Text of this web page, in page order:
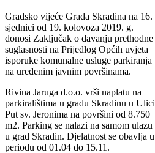
Gradsko vijeće Grada Skradina na 16.
sjednici od 19. kolovoza 2019. g.
donosi Zaključak o davanju prethodne
suglasnosti na Prijedlog Općih uvjeta
isporuke komunalne usluge parkiranja
na uređenim javnim površinama.
Rivina Jaruga d.o.o. vrši naplatu na
parkiralištima u gradu Skradinu u Ulici
Put sv. Jeronima na površini od 8.750
m2. Parking se nalazi na samom ulazu
u grad Skradin. Djelatnost se obavlja u
periodu od 01.04 do 15.11.